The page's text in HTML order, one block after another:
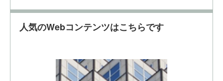
人気のWebコンテンツはこちらです